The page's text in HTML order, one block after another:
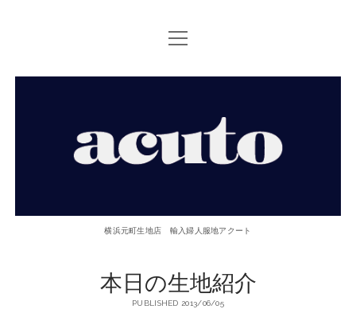
TOP PAGE
ACUTOについて
open
menu
元
横浜元町生地店 輸入婦人服地アクート
本日の生地紹介
PUBLISHED 2013/06/05